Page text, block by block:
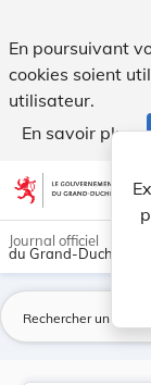
En poursuivant
cookies soient
utilisateur.
En savoir plus
Aller au contenu
Journal officiel
du Grand-Duché de